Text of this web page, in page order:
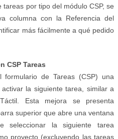
tareas por tipo del módulo CSP, se
columna con la Referencia del
más fácilmente a qué pedido
CSP Tareas
de Tareas (CSP) una
la siguiente tarea, similar a
Esta mejora se presenta
superior que abre una ventana
seleccionar la siguiente tarea
proyecto (excluyendo las tareas